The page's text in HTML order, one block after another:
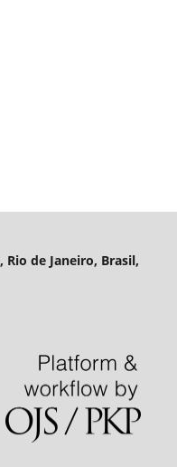
de Janeiro, Brasil,